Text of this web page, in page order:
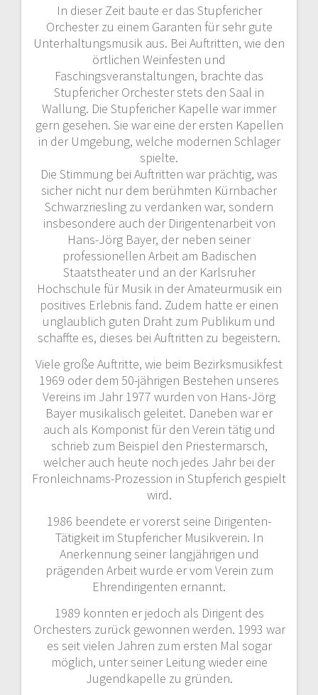
In dieser Zeit baute er das Stupfericher
Orchester zu einem Garanten für sehr gute
Unterhaltungsmusik aus. Bei Auftritten, wie den
örtlichen Weinfesten und
Faschingsveranstaltungen, brachte das
Stupfericher Orchester stets den Saal in
Wallung. Die Stupfericher Kapelle war immer
gern gesehen. Sie war eine der ersten Kapellen
in der Umgebung, welche modernen Schlager
spielte.
Die Stimmung bei Auftritten war prächtig, was
sicher nicht nur dem berühmten Kürnbacher
Schwarzriesling zu verdanken war, sondern
insbesondere auch der Dirigentenarbeit von
Hans-Jörg Bayer, der neben seiner
professionellen Arbeit am Badischen
Staatstheater und an der Karlsruher
Hochschule für Musik in der Amateurmusik ein
positives Erlebnis fand. Zudem hatte er einen
unglaublich guten Draht zum Publikum und
schaffte es, dieses bei Auftritten zu begeistern.
Viele große Auftritte, wie beim Bezirksmusikfest
1969 oder dem 50-jährigen Bestehen unseres
Vereins im Jahr 1977 wurden von Hans-Jörg
Bayer musikalisch geleitet. Daneben war er
auch als Komponist für den Verein tätig und
schrieb zum Beispiel den Priestermarsch,
welcher auch heute noch jedes Jahr bei der
Fronleichnams-Prozession in Stupferich gespielt
wird.
1986 beendete er vorerst seine Dirigenten-
Tätigkeit im Stupfericher Musikverein. In
Anerkennung seiner langjährigen und
prägenden Arbeit wurde er vom Verein zum
Ehrendirigenten ernannt.
1989 konnten er jedoch als Dirigent des
Orchesters zurück gewonnen werden. 1993 war
es seit vielen Jahren zum ersten Mal sogar
möglich, unter seiner Leitung wieder eine
Jugendkapelle zu gründen.